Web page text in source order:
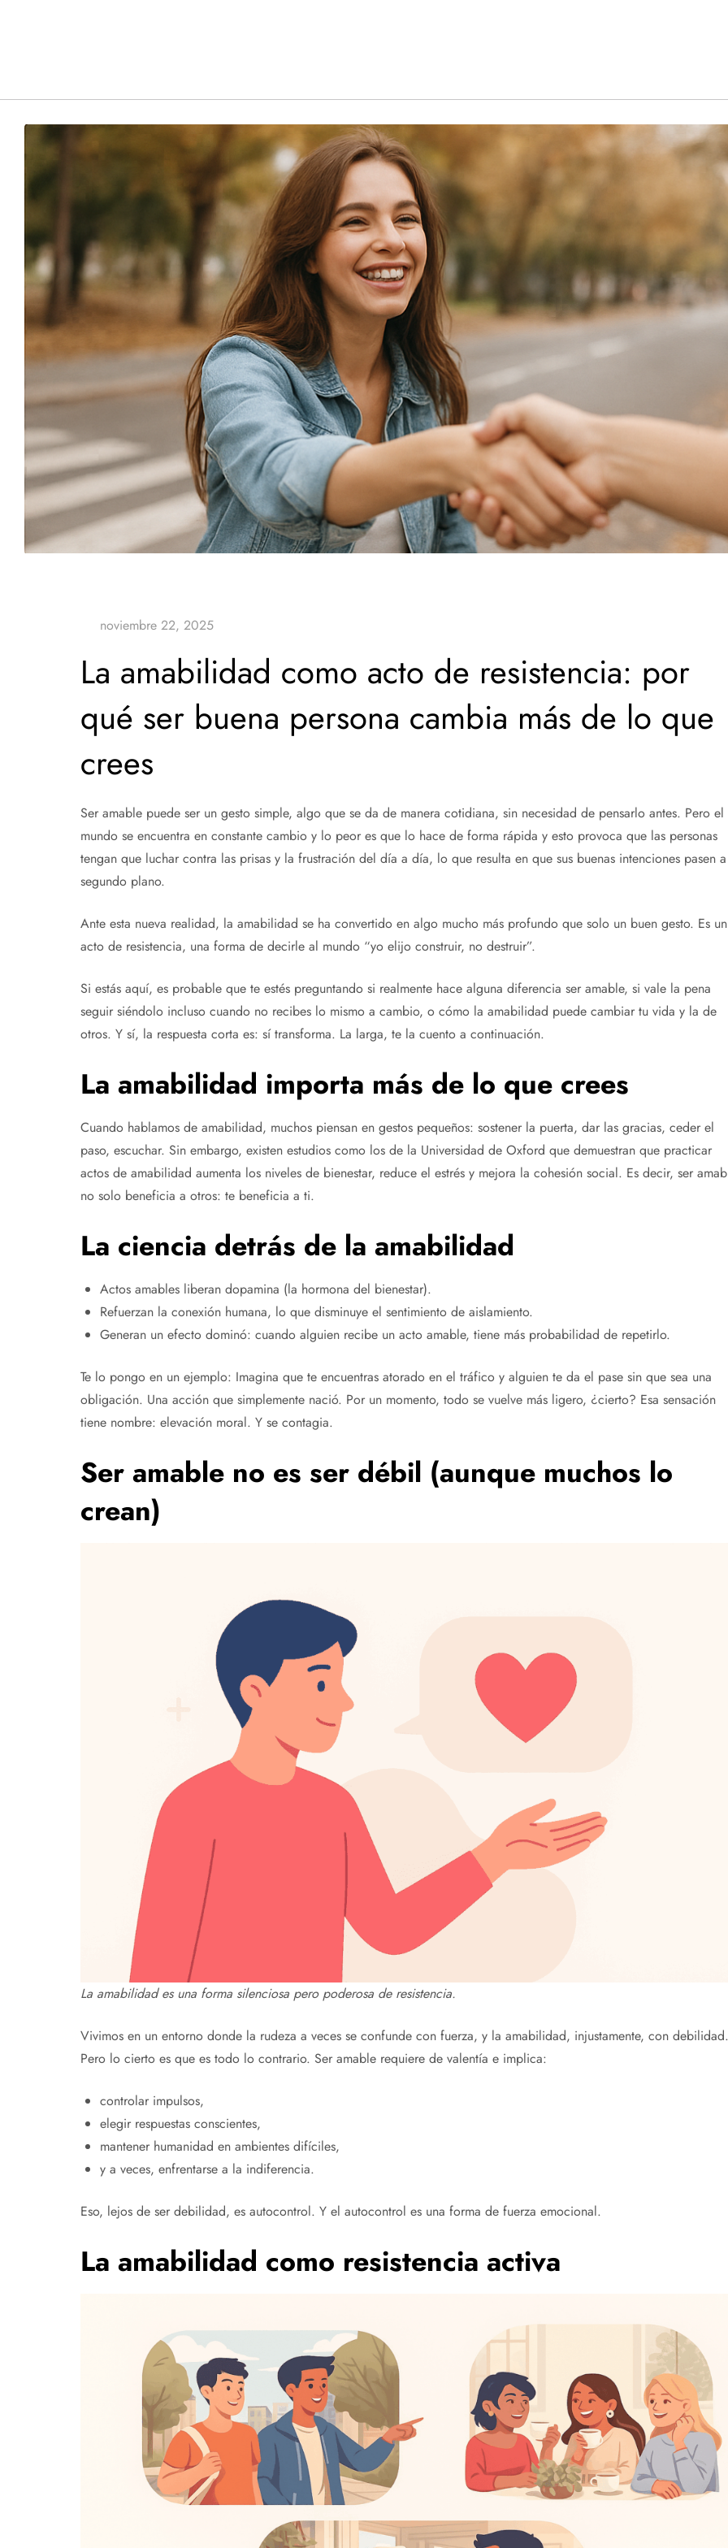
La amabilidad como acto de resistencia: por
qué ser buena persona cambia más de lo que
crees
Ser amable puede ser un gesto simple, algo que se da de manera cotidiana, sin necesidad de pensarlo antes. Pero el
mundo se encuentra en constante cambio y lo peor es que lo hace de forma rápida y esto provoca que las personas
tengan que luchar contra las prisas y la frustración del día a día, lo que resulta en que sus buenas intenciones pasen a
segundo plano.
Ante esta nueva realidad, la amabilidad se ha convertido en algo mucho más profundo que solo un buen gesto. Es un
acto de resistencia, una forma de decirle al mundo “yo elijo construir, no destruir”.
Si estás aquí, es probable que te estés preguntando si realmente hace alguna diferencia ser amable, si vale la pena
seguir siéndolo incluso cuando no recibes lo mismo a cambio, o cómo la amabilidad puede cambiar tu vida y la de
otros. Y sí, la respuesta corta es: sí transforma. La larga, te la cuento a continuación.
La amabilidad importa más de lo que crees
Cuando hablamos de amabilidad, muchos piensan en gestos pequeños: sostener la puerta, dar las gracias, ceder el
paso, escuchar. Sin embargo, existen estudios como los de la Universidad de Oxford que demuestran que practicar
actos de amabilidad aumenta los niveles de bienestar, reduce el estrés y mejora la cohesión social. Es decir, ser
no solo beneficia a otros: te beneficia a ti.
La ciencia detrás de la amabilidad
Actos amables liberan dopamina (la hormona del bienestar).
Refuerzan la conexión humana, lo que disminuye el sentimiento de aislamiento.
Generan un efecto dominó: cuando alguien recibe un acto amable, tiene más probabilidad de repetirlo.
Te lo pongo en un ejemplo: Imagina que te encuentras atorado en el tráfico y alguien te da el pase sin que sea una
obligación. Una acción que simplemente nació. Por un momento, todo se vuelve más ligero, ¿cierto? Esa sensación
tiene nombre: elevación moral. Y se contagia.
Ser amable no es ser débil (aunque muchos lo
crean)
La amabilidad es una forma silenciosa pero poderosa de resistencia.
Vivimos en un entorno donde la rudeza a veces se confunde con fuerza, y la amabilidad, injustamente, con debilidad.
Pero lo cierto es que es todo lo contrario. Ser amable requiere de valentía e implica:
controlar impulsos,
elegir respuestas conscientes,
mantener humanidad en ambientes difíciles,
y a veces, enfrentarse a la indiferencia.
Eso, lejos de ser debilidad, es autocontrol. Y el autocontrol es una forma de fuerza emocional.
La amabilidad como resistencia activa